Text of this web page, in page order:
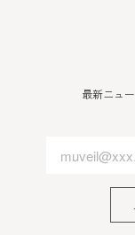
びパスワードが
会員のみなさ
当サイトを利用す
すが、当社はその
最新ニュ